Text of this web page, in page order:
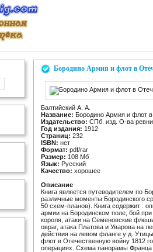
Бородино Армия и флот в
Балтийский А. А.
Название: Бородино Армия и флот
Издательство: СПб. изд. О-ва
Год издания: 1912
Страниц: 232
ISBN: нет
Формат: pdf/rar
Размер: 108 Мб
Язык: Русский
Качество: хорошее
Описание
Книга является путеводителем по
различные моменты Бородинского
50 схем-планов). Книга содержит :
армии на Бородинском поле, бой
короля, атаки на Семеновские
овраг, атака Платова и Уварова на
действия на левом фланге у д.
флот в Отечественную войну 1812
операциях. Схема панорамы